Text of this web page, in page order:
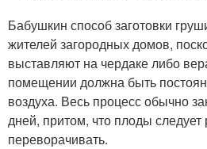
Бабушкин способ заготовки
жителей загородных домов,
выставляют на чердаке либо
помещении должна быть
воздуха. Весь процесс обычно
дней, притом, что плоды следует
переворачивать.